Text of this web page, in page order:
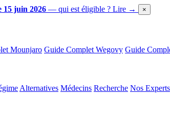
15 juin 2026 — qui est éligible ? Lire → ×
Mounjaro Guide Complet Wegovy Guide
Alternatives Médecins Recherche Nos Experts